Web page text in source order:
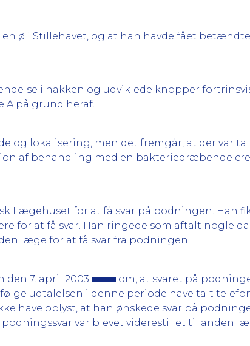
ø i Stillehavet, og at han havde fået
i nakken og udviklede knopper
på grund heraf.
og lokalisering, men det fremgår, at der var
af behandling med en bakteriedræbende
Lægehuset for at få svar på podningen. Han
for at få svar. Han ringede som aftalt nogle
læge for at få svar fra podningen.
den 7. april 2003
om, at svaret på
udtalelsen i denne periode have talt
have oplyst, at han ønskede svar på
var blevet viderestillet til anden